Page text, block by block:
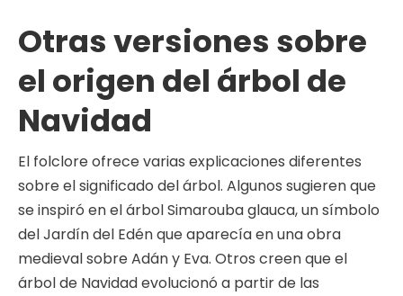
Otras versiones sobre
el origen del árbol de
Navidad
El folclore ofrece varias explicaciones diferentes
sobre el significado del árbol. Algunos sugieren que
se inspiró en el árbol Simarouba glauca, un símbolo
del Jardín del Edén que aparecía en una obra
medieval sobre Adán y Eva. Otros creen que el
árbol de Navidad evolucionó a partir de las